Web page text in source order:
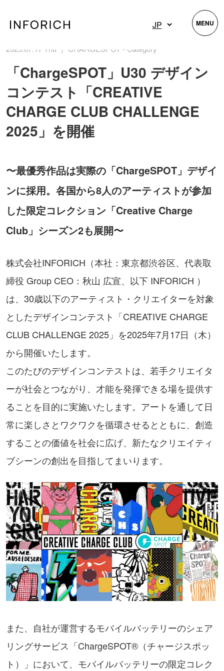
2025.07.17 Thu ｜ CHARGESPOT - Category
「ChargeSPOT」U30 デザイン
コンテスト「CREATIVE
CHARGE CLUB CHALLENGE
2025」を開催
〜最優秀作品は実際の「ChargeSPOT」デザイ
ンに採用。各国から8人のアーティストが参加
した限定コレクション「Creative Charge
Club」シーズン2も展開〜
株式会社INFORICH（本社：東京都渋谷区、代表取
締役 Group CEO：秋山 広宣、以下 INFORICH ）
は、30歳以下のアーティスト・クリエイターを対象
としたデザインコンテスト「CREATIVE CHARGE
CLUB CHALLENGE 2025」を2025年7月17日（木）
から開催いたします。
このたびのデザインコンテストは、若手クリエイタ
ーが社会とつながり、才能を発揮できる場を提供す
ることを目的に実施いたします。アートを通して日
常に楽しさとワクワクを循環させるとともに、創造
することの価値を社会に広げ、新たなクリエイティ
ブシーンの創出を目指してまいります。
また、自社が運営するモバイルバッテリーのシェア
リングサービス「ChargeSPOT®（チャージスポッ
ト）」において、モバイルバッテリーの限定コレク
MENU